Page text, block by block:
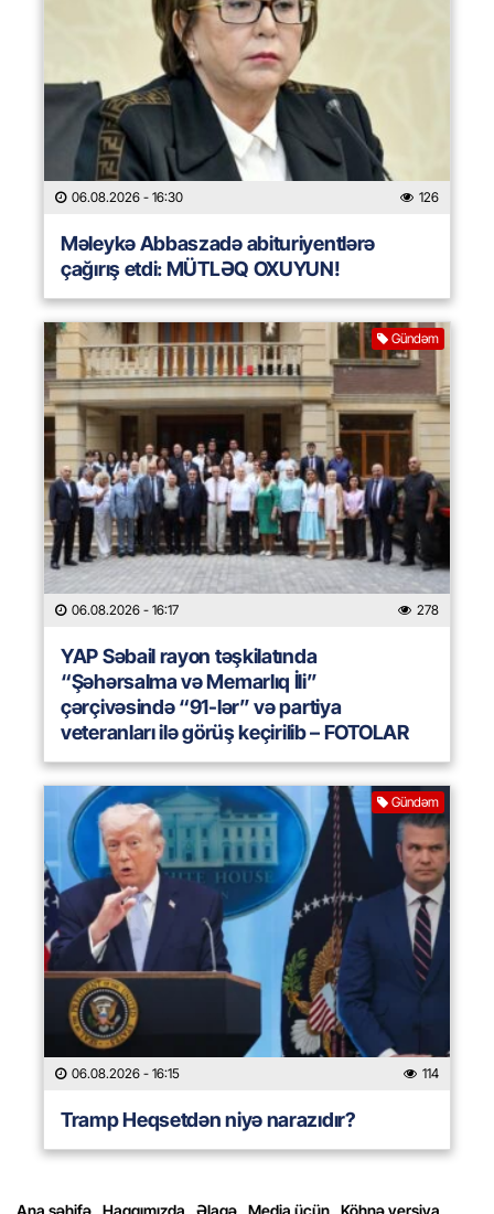
06.08.2026 - 16:30 126
Məleykə Abbaszadə abituriyentlərə
çağırış etdi: MÜTLƏQ OXUYUN!
Gündəm
06.08.2026 - 16:17 278
YAP Səbail rayon təşkilatında
“Şəhərsalma və Memarlıq İli”
çərçivəsində “91-lər” və partiya
veteranları ilə görüş keçirilib – FOTOLAR
Gündəm
06.08.2026 - 16:15 114
Tramp Heqsetdən niyə narazıdır?
Ana səhifə Haqqımızda Əlaqə Media üçün Köhnə versiya